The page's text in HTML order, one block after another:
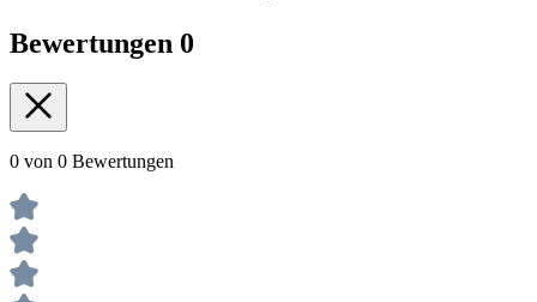
Bewertungen 0
0 von 0 Bewertungen